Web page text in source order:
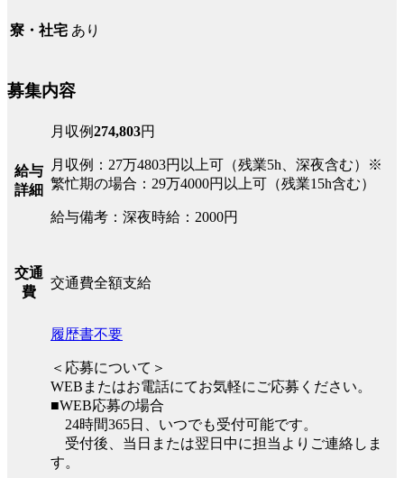
寮・社宅 あり
募集内容
給与
詳細
月収例274,803円
月収例：27万4803円以上可（残業5h、深夜含む）※
繁忙期の場合：29万4000円以上可（残業15h含む）
給与備考：深夜時給：2000円
交通
費
交通費全額支給
履歴書不要
＜応募について＞
WEBまたはお電話にてお気軽にご応募ください。
■WEB応募の場合
24時間365日、いつでも受付可能です。
受付後、当日または翌日中に担当よりご連絡しま
す。